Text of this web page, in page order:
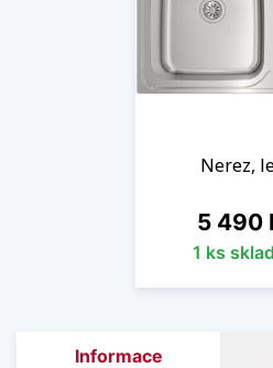
Nerez,
Cena
5 490
1 ks
Informace